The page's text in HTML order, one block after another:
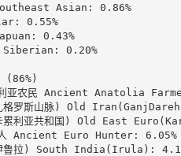
Asian: 0.86%
0.55%
0.43%
Siberian: 0.20%
(86%)
利亚农民 Ancient Anatolia
格罗斯山脉) Old
累利亚共和国) Old East
人 Ancient Euro Hunter: 6.05%
鲁拉) South India(Irula):